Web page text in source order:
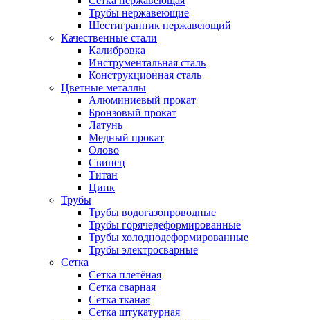
Трубы нержавеющие
Шестигранник нержавеющий
Качественные стали
Калибровка
Инструментальная сталь
Конструкционная сталь
Цветные металлы
Алюминиевый прокат
Бронзовый прокат
Латунь
Медный прокат
Олово
Свинец
Титан
Цинк
Трубы
Трубы водогазопроводные
Трубы горячедеформированные
Трубы холоднодеформированные
Трубы электросварные
Сетка
Сетка плетёная
Сетка сварная
Сетка тканая
Сетка штукатурная